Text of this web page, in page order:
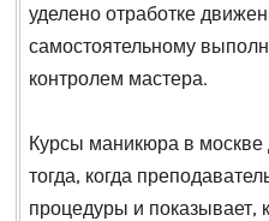
уделено отработке
самостоятельному
контролем мастера.
Курсы маникюра в
тогда, когда
процедуры и показывает,